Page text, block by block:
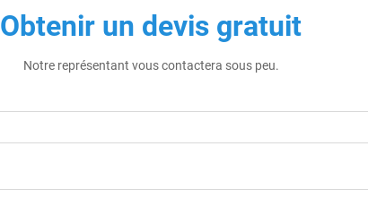
Obtenir un devis gratuit
Notre représentant vous contactera sous peu.